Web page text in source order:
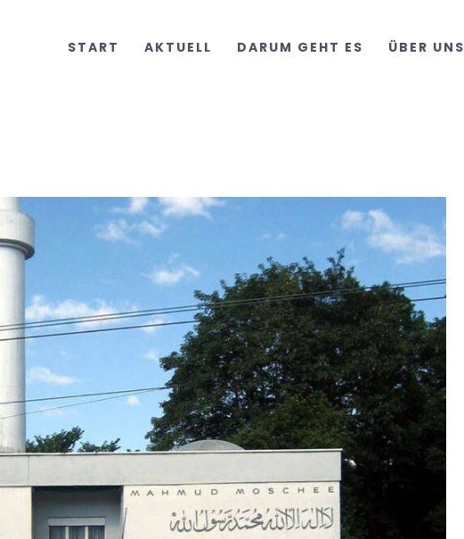
START AKTUELL DARUM GEHT ES ÜBER UNS
DOWNLOADS